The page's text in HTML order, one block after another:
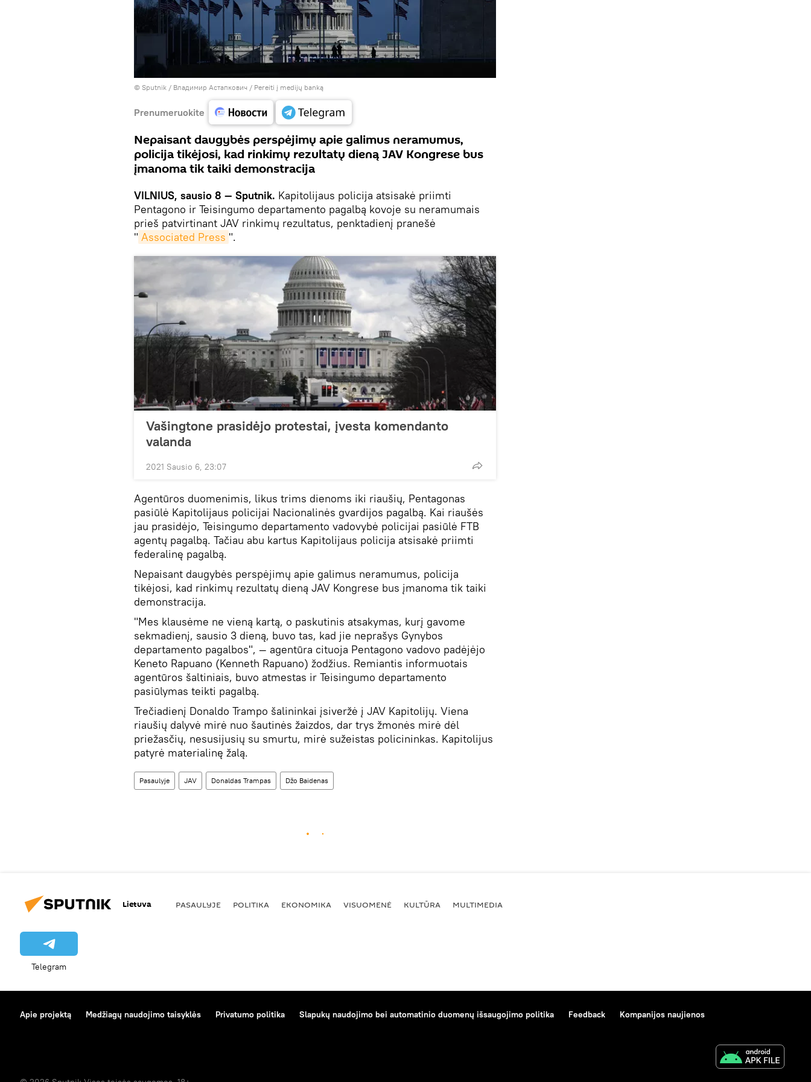
© Sputnik / Владимир Астапкович / Pereiti į medijų banką
Prenumeruokite
Nepaisant daugybės perspėjimų apie galimus neramumus,
policija tikėjosi, kad rinkimų rezultatų dieną JAV Kongrese bus
įmanoma tik taiki demonstracija
VILNIUS, sausio 8 — Sputnik. Kapitolijaus policija atsisakė priimti
Pentagono ir Teisingumo departamento pagalbą kovoje su neramumais
prieš patvirtinant JAV rinkimų rezultatus, penktadienį pranešė
" Associated Press ".
Vašingtone prasidėjo protestai, įvesta komendanto
valanda
2021 Sausio 6, 23:07
Agentūros duomenimis, likus trims dienoms iki riaušių, Pentagonas
pasiūlė Kapitolijaus policijai Nacionalinės gvardijos pagalbą. Kai riaušės
jau prasidėjo, Teisingumo departamento vadovybė policijai pasiūlė FTB
agentų pagalbą. Tačiau abu kartus Kapitolijaus policija atsisakė priimti
federalinę pagalbą.
Nepaisant daugybės perspėjimų apie galimus neramumus, policija
tikėjosi, kad rinkimų rezultatų dieną JAV Kongrese bus įmanoma tik taiki
demonstracija.
"Mes klausėme ne vieną kartą, o paskutinis atsakymas, kurį gavome
sekmadienį, sausio 3 dieną, buvo tas, kad jie neprašys Gynybos
departamento pagalbos", — agentūra cituoja Pentagono vadovo padėjėjo
Keneto Rapuano (Kenneth Rapuano) žodžius. Remiantis informuotais
agentūros šaltiniais, buvo atmestas ir Teisingumo departamento
pasiūlymas teikti pagalbą.
Trečiadienį Donaldo Trampo šalininkai įsiveržė į JAV Kapitolijų. Viena
riaušių dalyvė mirė nuo šautinės žaizdos, dar trys žmonės mirė dėl
priežasčių, nesusijusių su smurtu, mirė sužeistas policininkas. Kapitolijus
patyrė materialinę žalą.
Pasaulyje JAV Donaldas Trampas Džo Baidenas
Lietuva PASAULYJE POLITIKA EKONOMIKA VISUOMENĖ KULTŪRA MULTIMEDIA
Telegram
Apie projektą Medžiagų naudojimo taisyklės Privatumo politika Slapukų naudojimo bei automatinio duomenų išsaugojimo politika Feedback Kompanijos naujienos